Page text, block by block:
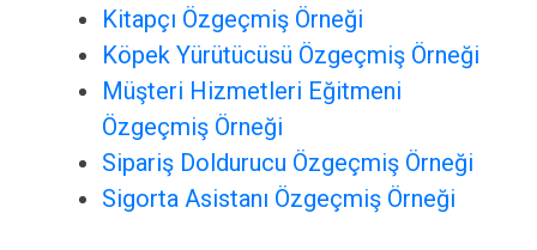
Kitapçı Özgeçmiş Örneği
Köpek Yürütücüsü Özgeçmiş Örneği
Müşteri Hizmetleri Eğitmeni
Özgeçmiş Örneği
Sipariş Doldurucu Özgeçmiş Örneği
Sigorta Asistanı Özgeçmiş Örneği